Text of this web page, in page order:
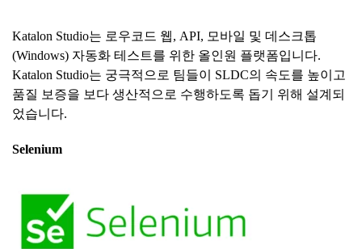
Katalon Studio는 로우코드 웹, API, 모바일 및 데스크톱
(Windows) 자동화 테스트를 위한 올인원 플랫폼입니다.
Katalon Studio는 궁극적으로 팀들이 SLDC의 속도를 높이고
품질 보증을 보다 생산적으로 수행하도록 돕기 위해 설계되
었습니다.
Selenium